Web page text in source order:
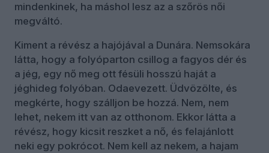
mindenkinek, ha máshol lesz az a szőrös női
megváltó.
Kiment a révész a hajójával a Dunára. Nemsokára
látta, hogy a folyóparton csillog a fagyos dér és
a jég, egy nő meg ott fésüli hosszú haját a
jéghideg folyóban. Odaevezett. Üdvözölte, és
megkérte, hogy szálljon be hozzá. Nem, nem
lehet, nekem itt van az otthonom. Ekkor látta a
révész, hogy kicsit reszket a nő, és felajánlott
neki egy pokrócot. Nem kell az nekem, a hajam